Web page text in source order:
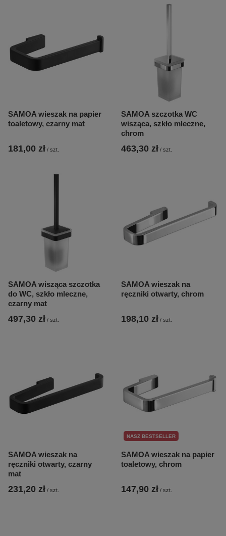
SAMOA wieszak na papier
toaletowy, czarny mat
181,00 zł / szt.
SAMOA szczotka WC
wisząca, szkło mleczne,
chrom
463,30 zł / szt.
SAMOA wisząca szczotka
do WC, szkło mleczne,
czarny mat
497,30 zł / szt.
SAMOA wieszak na
ręczniki otwarty, chrom
198,10 zł / szt.
SAMOA wieszak na
ręczniki otwarty, czarny
mat
231,20 zł / szt.
NASZ BESTSELLER
SAMOA wieszak na papier
toaletowy, chrom
147,90 zł / szt.